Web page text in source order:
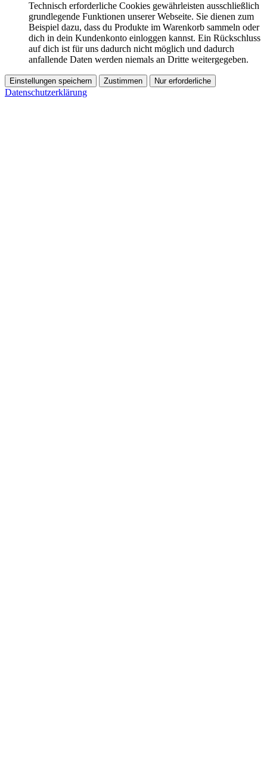
Technisch erforderliche Cookies gewährleisten ausschließlich
grundlegende Funktionen unserer Webseite. Sie dienen zum
Beispiel dazu, dass du Produkte im Warenkorb sammeln oder
dich in dein Kundenkonto einloggen kannst. Ein Rückschluss
auf dich ist für uns dadurch nicht möglich und dadurch
anfallende Daten werden niemals an Dritte weitergegeben.
Einstellungen speichern Zustimmen Nur erforderliche
Datenschutzerklärung